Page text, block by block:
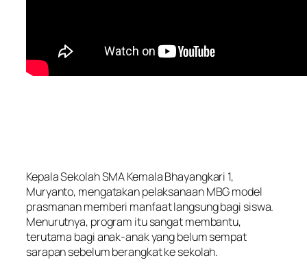
Kepala Sekolah SMA Kemala Bhayangkari 1,
Muryanto, mengatakan pelaksanaan MBG model
prasmanan memberi manfaat langsung bagi siswa.
Menurutnya, program itu sangat membantu,
terutama bagi anak-anak yang belum sempat
sarapan sebelum berangkat ke sekolah.